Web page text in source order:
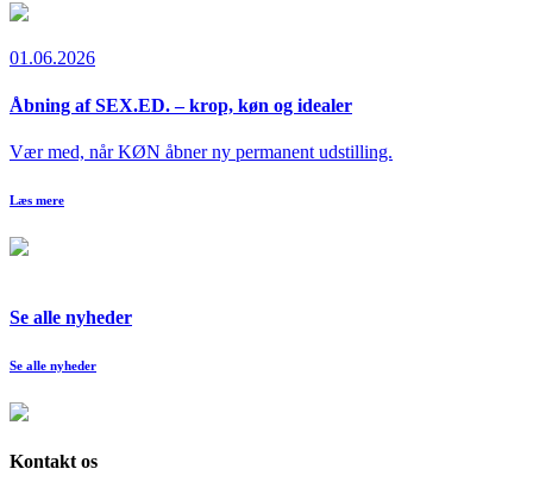
01.06.2026
Åbning af SEX.ED. – krop, køn og idealer
Vær med, når KØN åbner ny permanent udstilling.
Læs mere
Se alle nyheder
Se alle nyheder
Kontakt os